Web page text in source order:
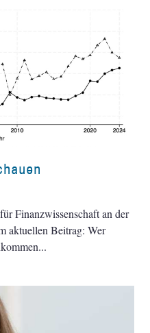
Finanzwissenschaft an der
aktuellen Beitrag: Wer